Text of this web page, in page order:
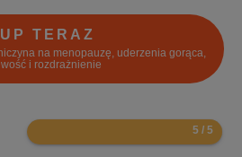
TERAZ
na menopauzę, uderzenia gorąca,
i rozdrażnienie
10